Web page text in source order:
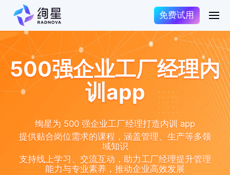
免费试用
500强企业工厂经理内
训app
绚星为 500 强企业工厂经理打造内训 app
提供贴合岗位需求的课程，涵盖管理、生产等多领
域知识
支持线上学习、交流互动，助力工厂经理提升管理
能力与专业素养，推动企业高效发展